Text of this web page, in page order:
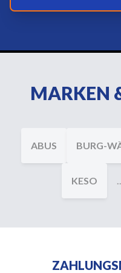
MARKEN
ABUS BURG-
KESO